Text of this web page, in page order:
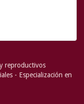
reproductivos
- Especialización en